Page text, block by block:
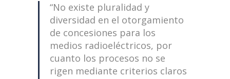
“No existe pluralidad y
diversidad en el otorgamiento
de concesiones para los
medios radioeléctricos, por
cuanto los procesos no se
rigen mediante criterios claros